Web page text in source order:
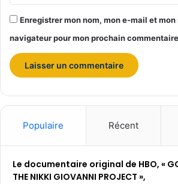
Enregistrer mon nom, mon e-mail et mon
navigateur pour mon prochain
Populaire Récent
Le documentaire original de HBO, «
THE NIKKI GIOVANNI PROJECT »,